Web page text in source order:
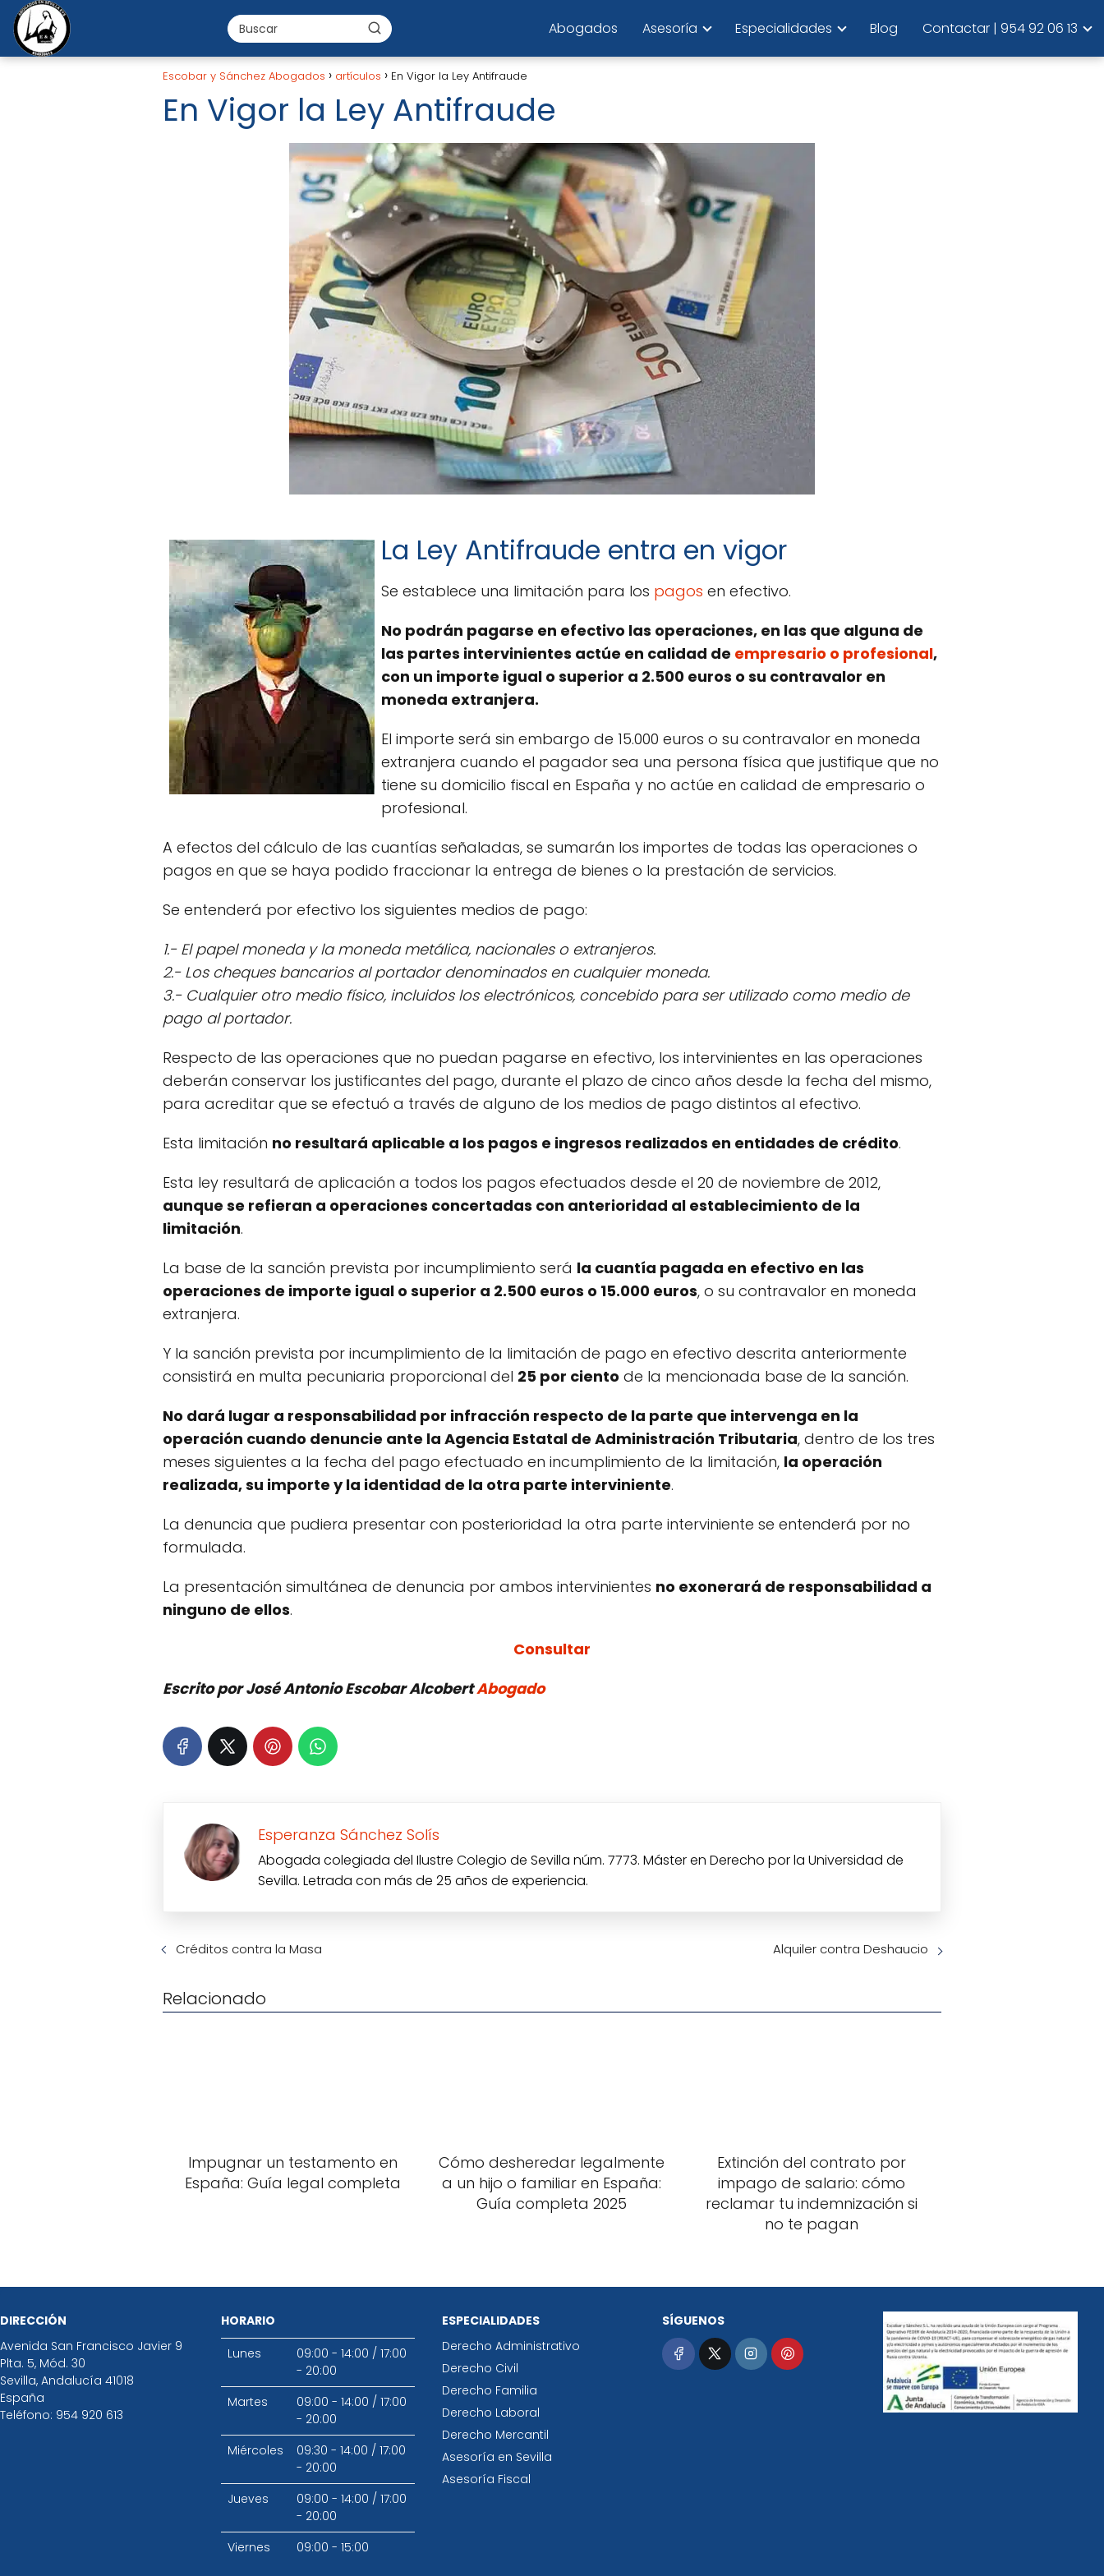
Abogados Asesoría Especialidades Blog Contactar | 954 92 06 13
Escobar y Sánchez Abogados artículos En Vigor la Ley Antifraude
En Vigor la Ley Antifraude
La Ley Antifraude entra en vigor
Se establece una limitación para los pagos en efectivo.
No podrán pagarse en efectivo las operaciones, en las que alguna de
las partes intervinientes actúe en calidad de empresario o profesional,
con un importe igual o superior a 2.500 euros o su contravalor en
moneda extranjera.
El importe será sin embargo de 15.000 euros o su contravalor en moneda
extranjera cuando el pagador sea una persona física que justifique que no
tiene su domicilio fiscal en España y no actúe en calidad de empresario o
profesional.
A efectos del cálculo de las cuantías señaladas, se sumarán los importes de todas las operaciones o
pagos en que se haya podido fraccionar la entrega de bienes o la prestación de servicios.
Se entenderá por efectivo los siguientes medios de pago:
1.- El papel moneda y la moneda metálica, nacionales o extranjeros.
2.- Los cheques bancarios al portador denominados en cualquier moneda.
3.- Cualquier otro medio físico, incluidos los electrónicos, concebido para ser utilizado como medio de
pago al portador.
Respecto de las operaciones que no puedan pagarse en efectivo, los intervinientes en las operaciones
deberán conservar los justificantes del pago, durante el plazo de cinco años desde la fecha del mismo,
para acreditar que se efectuó a través de alguno de los medios de pago distintos al efectivo.
Esta limitación no resultará aplicable a los pagos e ingresos realizados en entidades de crédito.
Esta ley resultará de aplicación a todos los pagos efectuados desde el 20 de noviembre de 2012,
aunque se refieran a operaciones concertadas con anterioridad al establecimiento de la
limitación.
La base de la sanción prevista por incumplimiento será la cuantía pagada en efectivo en las
operaciones de importe igual o superior a 2.500 euros o 15.000 euros, o su contravalor en moneda
extranjera.
Y la sanción prevista por incumplimiento de la limitación de pago en efectivo descrita anteriormente
consistirá en multa pecuniaria proporcional del 25 por ciento de la mencionada base de la sanción.
No dará lugar a responsabilidad por infracción respecto de la parte que intervenga en la
operación cuando denuncie ante la Agencia Estatal de Administración Tributaria, dentro de los tres
meses siguientes a la fecha del pago efectuado en incumplimiento de la limitación, la operación
realizada, su importe y la identidad de la otra parte interviniente.
La denuncia que pudiera presentar con posterioridad la otra parte interviniente se entenderá por no
formulada.
La presentación simultánea de denuncia por ambos intervinientes no exonerará de responsabilidad a
ninguno de ellos.
Consultar
Escrito por José Antonio Escobar AlcobertAbogado
Esperanza Sánchez Solís
Abogada colegiada del Ilustre Colegio de Sevilla núm. 7773. Máster en Derecho por la Universidad de
Sevilla. Letrada con más de 25 años de experiencia.
Créditos contra la Masa Alquiler contra Deshaucio
Relacionado
Impugnar un testamento en
España: Guía legal completa
Cómo desheredar legalmente
a un hijo o familiar en España:
Guía completa 2025
Extinción del contrato por
impago de salario: cómo
reclamar tu indemnización si
no te pagan
DIRECCIÓN
Avenida San Francisco Javier 9
Plta. 5, Mód. 30
Sevilla, Andalucía 41018
España
Teléfono: 954 920 613
HORARIO
Lunes
09:00 - 14:00 / 17:00
- 20:00
Martes
09:00 - 14:00 / 17:00
- 20:00
Miércoles
09:30 - 14:00 / 17:00
- 20:00
Jueves
09:00 - 14:00 / 17:00
- 20:00
Viernes
09:00 - 15:00
ESPECIALIDADES
Derecho Administrativo
Derecho Civil
Derecho Familia
Derecho Laboral
Derecho Mercantil
Asesoría en Sevilla
Asesoría Fiscal
SÍGUENOS